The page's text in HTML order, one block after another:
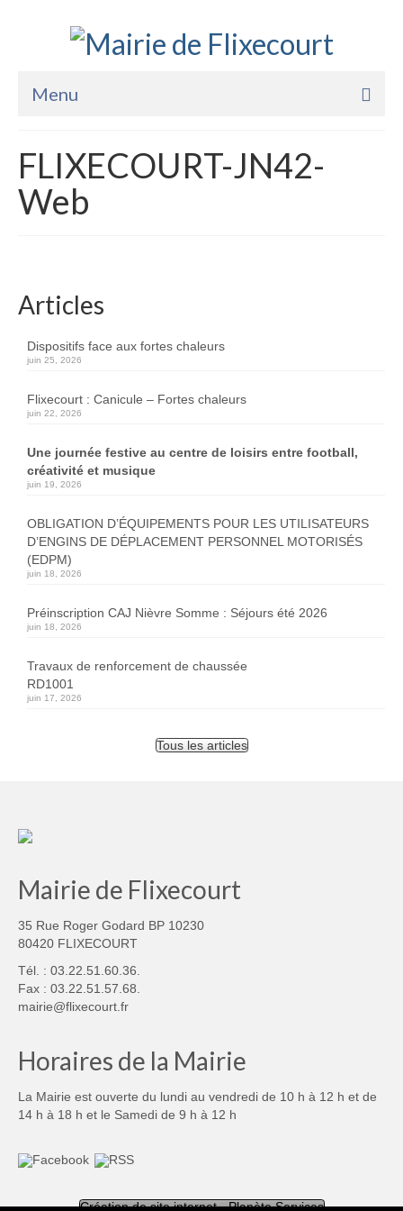
Menu
La Mairie
Vie Pratique
FLIXECOURT-JN42-
Web
Articles
Dispositifs face aux fortes chaleurs
juin 25, 2026
Flixecourt : Canicule – Fortes chaleurs
juin 22, 2026
Une journée festive au centre de loisirs entre football,
créativité et musique
juin 19, 2026
OBLIGATION D’ÉQUIPEMENTS POUR LES UTILISATEURS
D’ENGINS DE DÉPLACEMENT PERSONNEL MOTORISÉS
(EDPM)
juin 18, 2026
Préinscription CAJ Nièvre Somme : Séjours été 2026
juin 18, 2026
Travaux de renforcement de chaussée
RD1001
juin 17, 2026
Tous les articles
Mairie de Flixecourt
35 Rue Roger Godard BP 10230
80420 FLIXECOURT
Tél. : 03.22.51.60.36.
Fax : 03.22.51.57.68.
mairie@flixecourt.fr
Horaires de la Mairie
La Mairie est ouverte du lundi au vendredi de 10 h à 12 h et de
14 h à 18 h et le Samedi de 9 h à 12 h
Création de site internet - Planète Services